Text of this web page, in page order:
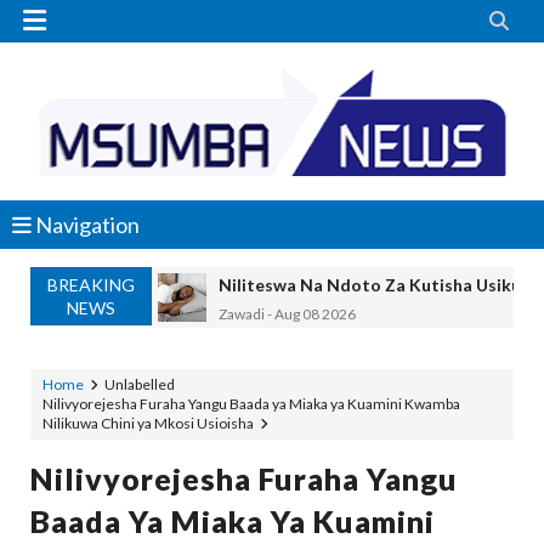
 
Navigation
BREAKING
NEWS
Niliteswa Na Ndoto Za Kutisha Usiku,
Zawadi -Aug 08 2026
TANZANIA YAANGAZA TEKNOLOJIA
MGALU APONGEZA HATUA ZA
MSUMBA- Aug 08 2026
WMA YAPONGEZWA KWA
Home
Unlabelled
Nilivyorejesha Furaha Yangu Baada ya Miaka ya Kuamini Kwamba
Nilikuwa Chini ya Mkosi Usioisha
Nilivyorejesha Furaha Yangu
Baada Ya Miaka Ya Kuamini